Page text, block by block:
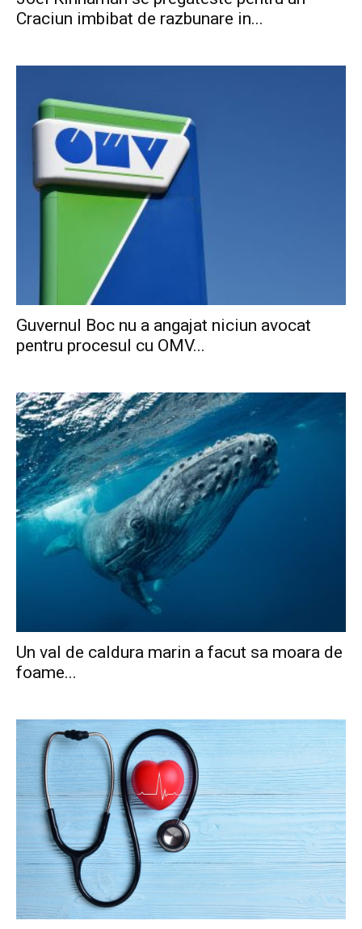
Craciun imbibat de razbunare in...
Guvernul Boc nu a angajat niciun avocat
pentru procesul cu OMV...
Un val de caldura marin a facut sa moara de
foame...